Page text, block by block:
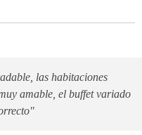
las habitaciones
amable, el buffet variado